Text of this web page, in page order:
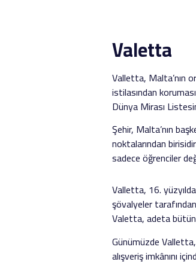
Valetta
Valletta, Malta’nın
istilasından
Dünya Mirası
Şehir, Malta’nın
noktalarından
sadece öğrenciler
Valletta, 16.
şövalyeler
Valetta, adeta
Günümüzde
alışveriş imkânını